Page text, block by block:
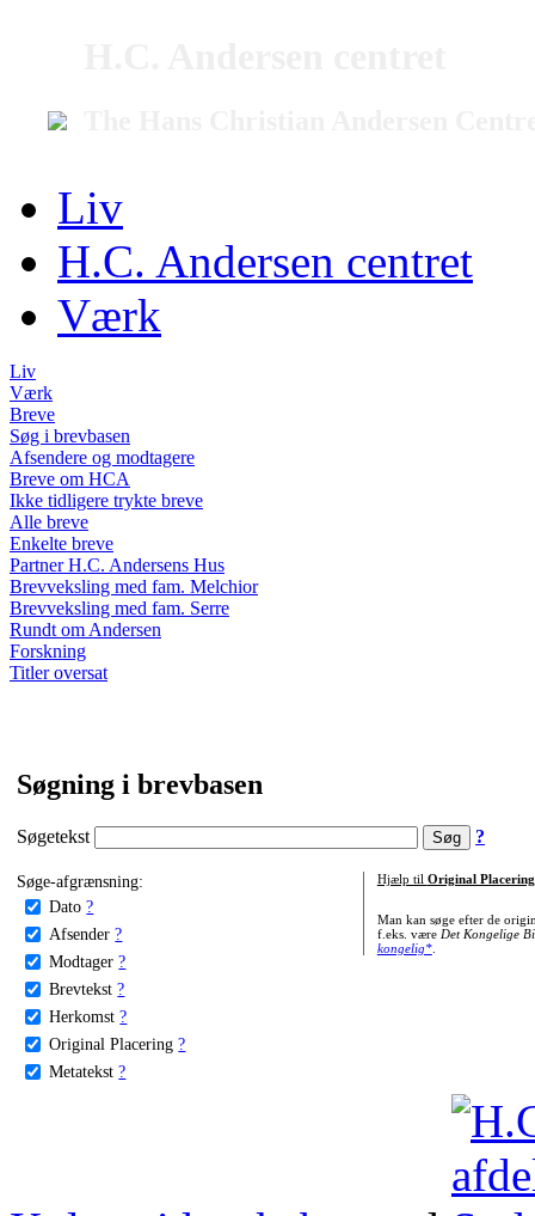
Liv
H.C. Andersen centret
Værk
Liv
Værk
Breve
Søg i brevbasen
Afsendere og modtagere
Breve om HCA
Ikke tidligere trykte breve
Alle breve
Enkelte breve
Partner H.C. Andersens Hus
Brevveksling med fam. Melchior
Brevveksling med fam. Serre
Rundt om Andersen
Forskning
Titler oversat
Søgning i brevbasen
Søgetekst ?
Søge-afgrænsning:
Dato ?
Afsender ?
Modtager ?
Brevtekst ?
Herkomst ?
Original Placering ?
Metatekst ?
Hjælp til Original Placering
Man kan søge efter de
f.eks. være Det Kongelige
kongelig*.